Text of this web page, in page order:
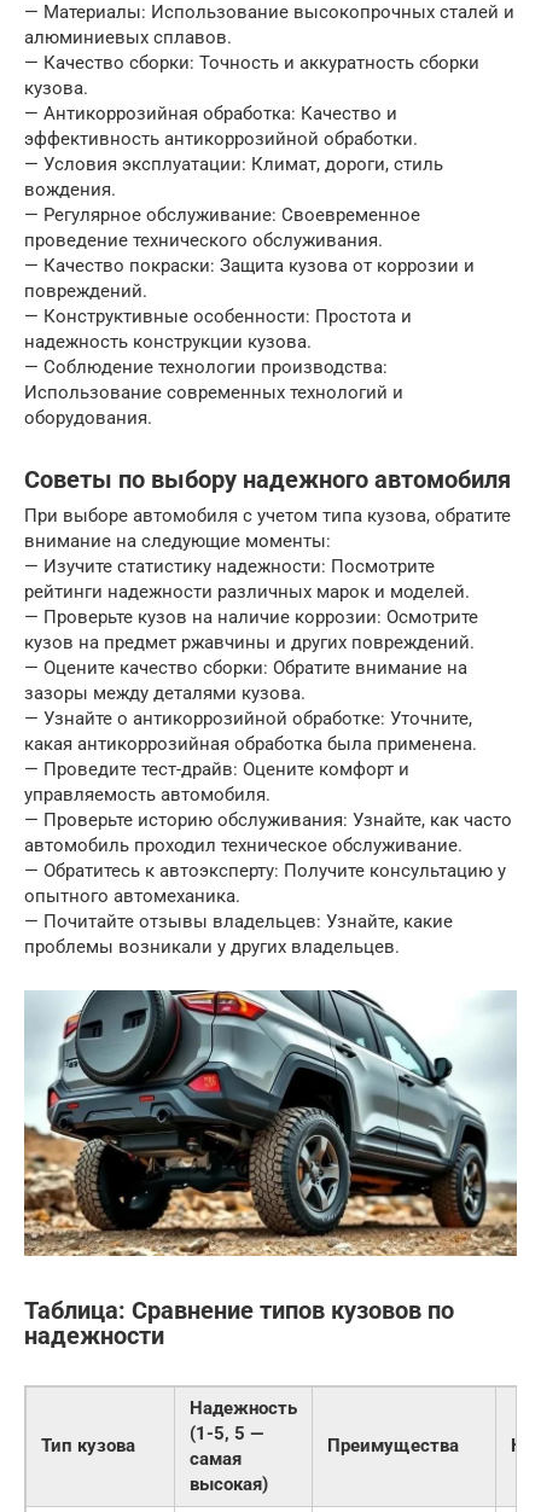
— Материалы: Использование высокопрочных сталей и
алюминиевых сплавов.
— Качество сборки: Точность и аккуратность сборки
кузова.
— Антикоррозийная обработка: Качество и
эффективность антикоррозийной обработки.
— Условия эксплуатации: Климат, дороги, стиль
вождения.
— Регулярное обслуживание: Своевременное
проведение технического обслуживания.
— Качество покраски: Защита кузова от коррозии и
повреждений.
— Конструктивные особенности: Простота и
надежность конструкции кузова.
— Соблюдение технологии производства:
Использование современных технологий и
оборудования.
Советы по выбору надежного автомобиля
При выборе автомобиля с учетом типа кузова, обратите
внимание на следующие моменты:
— Изучите статистику надежности: Посмотрите
рейтинги надежности различных марок и моделей.
— Проверьте кузов на наличие коррозии: Осмотрите
кузов на предмет ржавчины и других повреждений.
— Оцените качество сборки: Обратите внимание на
зазоры между деталями кузова.
— Узнайте о антикоррозийной обработке: Уточните,
какая антикоррозийная обработка была применена.
— Проведите тест-драйв: Оцените комфорт и
управляемость автомобиля.
— Проверьте историю обслуживания: Узнайте, как часто
автомобиль проходил техническое обслуживание.
— Обратитесь к автоэксперту: Получите консультацию у
опытного автомеханика.
— Почитайте отзывы владельцев: Узнайте, какие
проблемы возникали у других владельцев.
Таблица: Сравнение типов кузовов по
надежности
Тип кузова
Надежность
(1-5, 5 —
самая
высокая)
Преимущества